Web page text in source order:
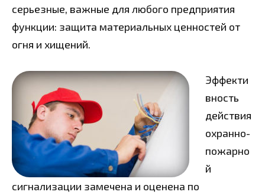
серьезные, важные для любого предприятия
функции: защита материальных ценностей от
огня и хищений.
Эффекти
вность
действия
охранно-
пожарно
й
сигнализации замечена и оценена по